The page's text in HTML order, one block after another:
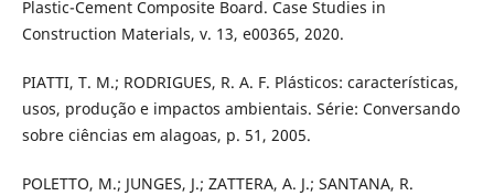
Plastic-Cement Composite Board. Case Studies in
Construction Materials, v. 13, e00365, 2020.
PIATTI, T. M.; RODRIGUES, R. A. F. Plásticos: características,
usos, produção e impactos ambientais. Série: Conversando
sobre ciências em alagoas, p. 51, 2005.
POLETTO, M.; JUNGES, J.; ZATTERA, A. J.; SANTANA, R.